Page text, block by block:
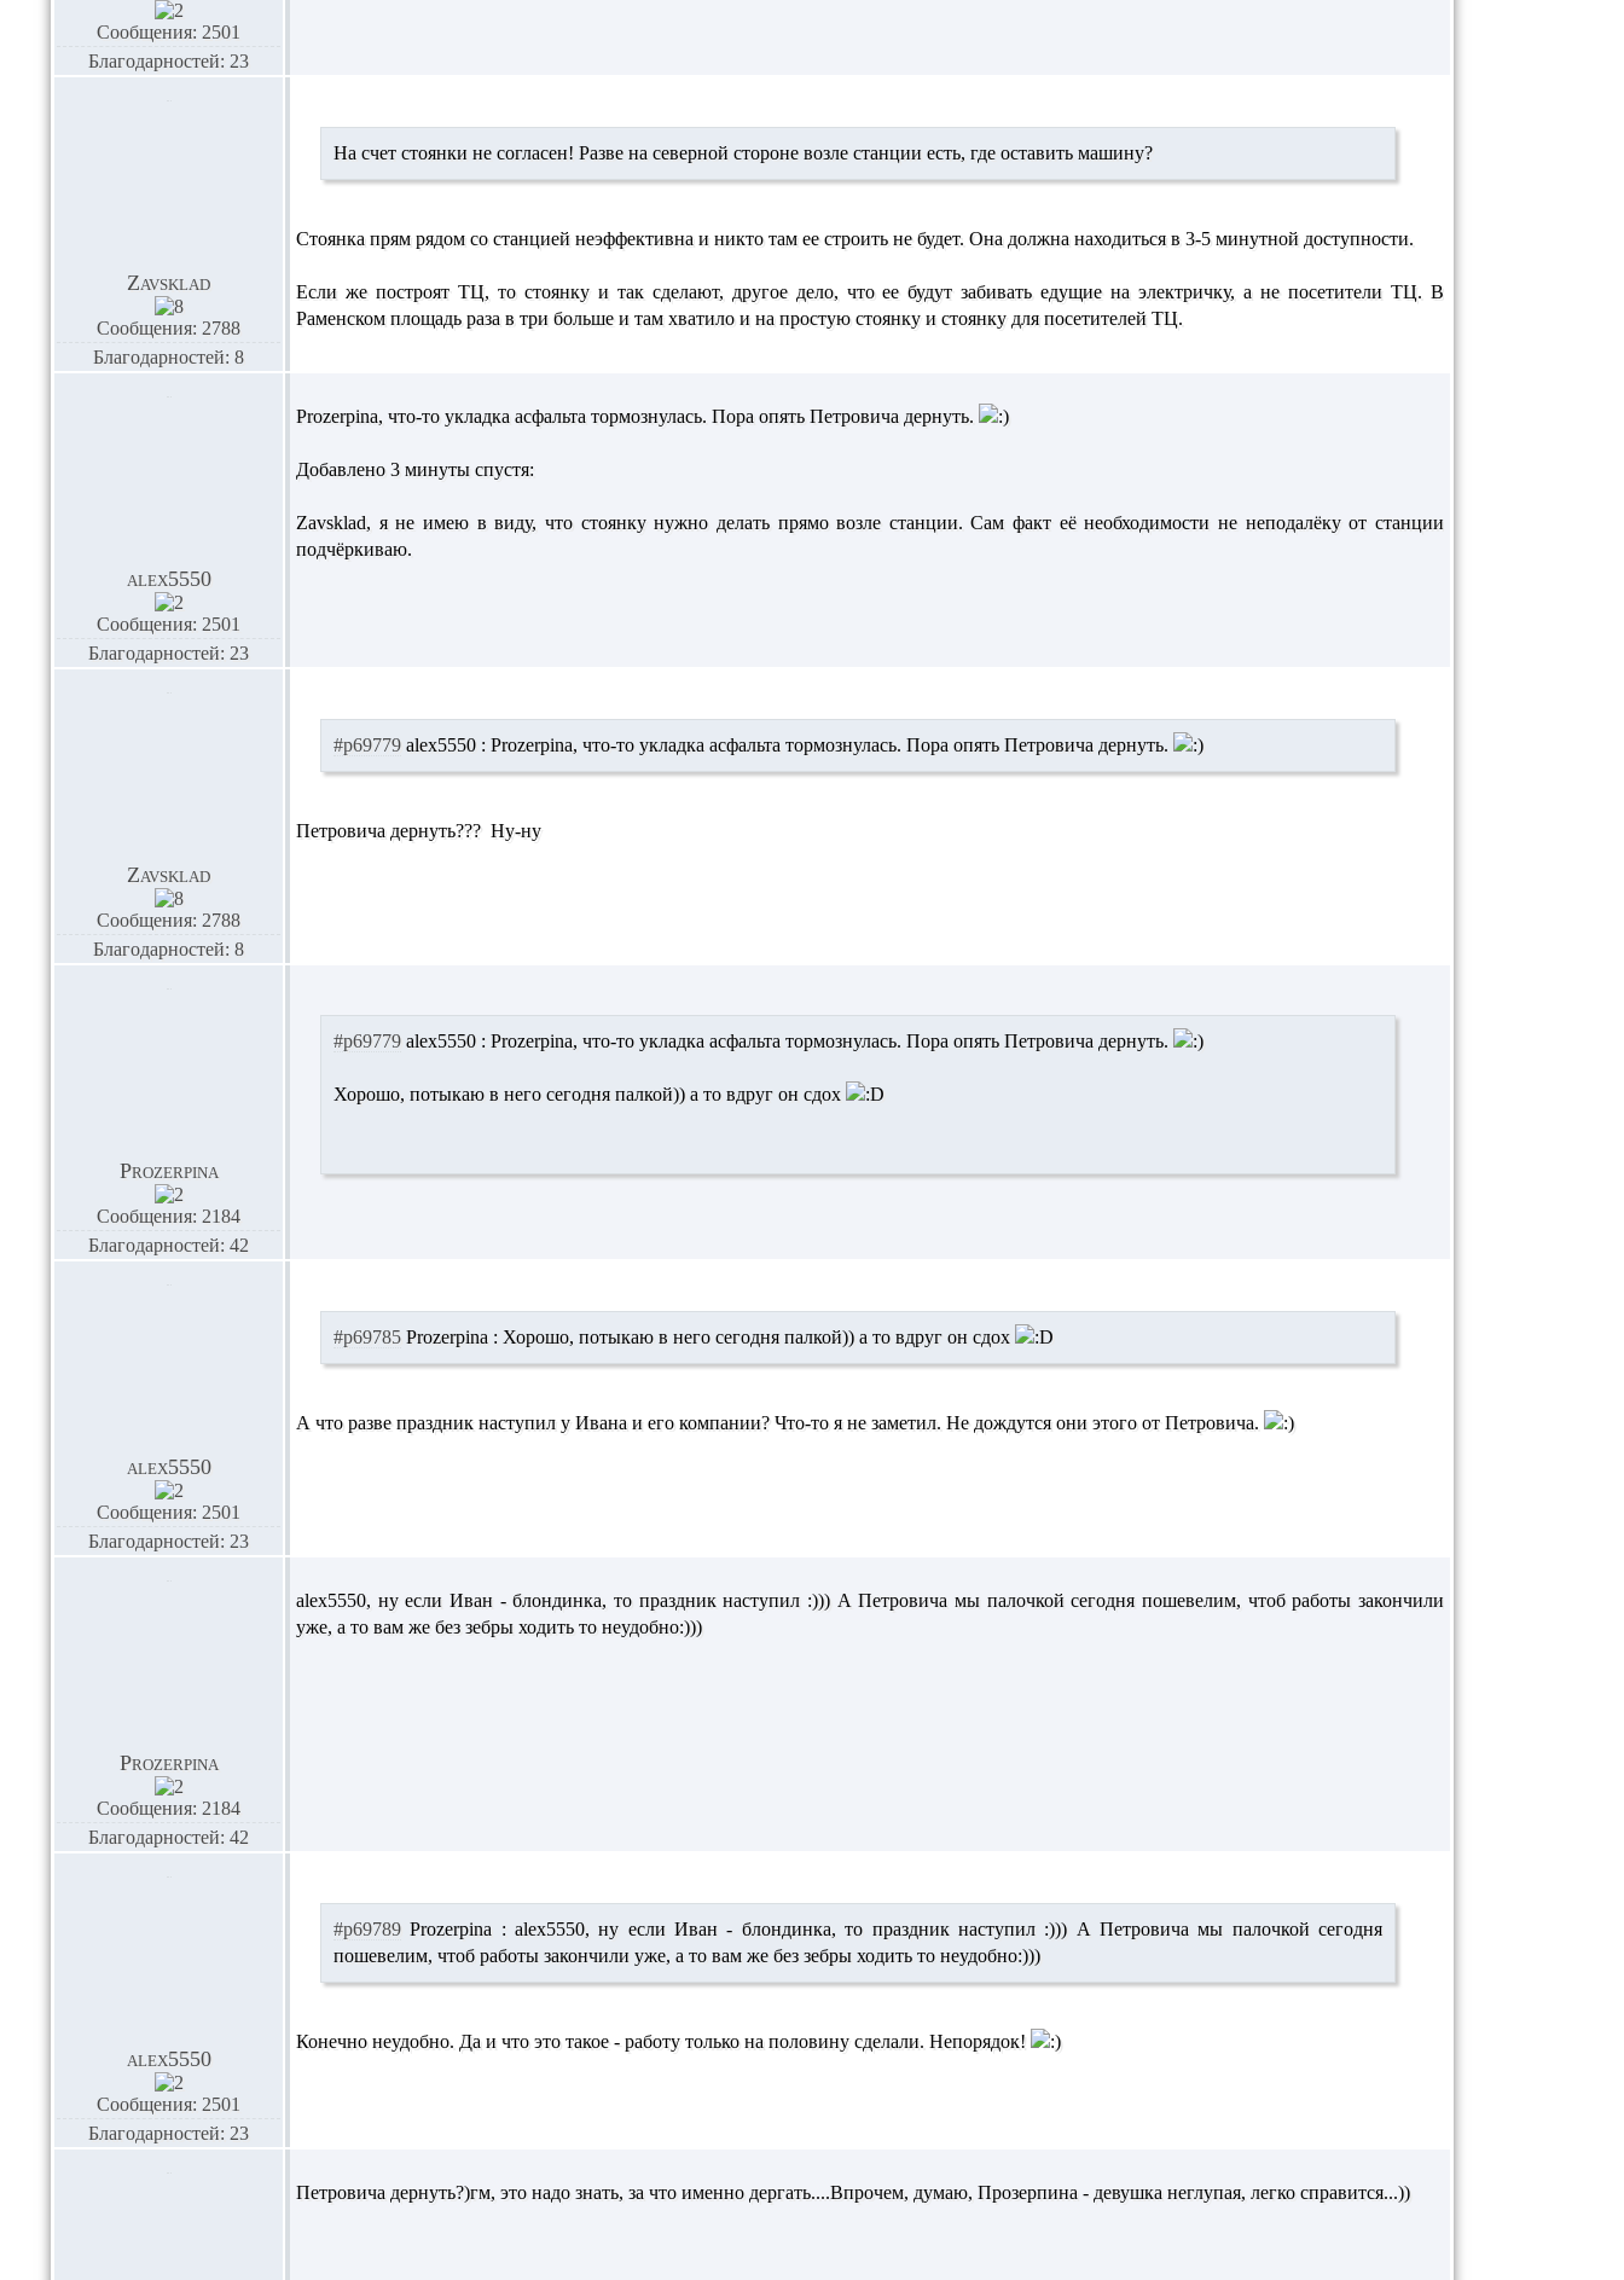
Сообщения: 2501
Благодарностей: 23
Zavsklad
Сообщения: 2788
Благодарностей: 8
На счет стоянки не согласен! Разве на северной стороне возле станции есть, где оставить машину?
Стоянка прям рядом со станцией неэффективна и никто там ее строить не будет. Она должна находиться в 3-5 минутной доступности.
Если же построят ТЦ, то стоянку и так сделают, другое дело, что ее будут забивать едущие на электричку, а не посетители ТЦ. В
Раменском площадь раза в три больше и там хватило и на простую стоянку и стоянку для посетителей ТЦ.
alex5550
Сообщения: 2501
Благодарностей: 23
Prozerpina, что-то укладка асфальта тормознулась. Пора опять Петровича дернуть.
Добавлено 3 минуты спустя:
Zavsklad, я не имею в виду, что стоянку нужно делать прямо возле станции. Сам факт её необходимости не неподалёку от станции
подчёркиваю.
Zavsklad
Сообщения: 2788
Благодарностей: 8
#p69779 alex5550 : Prozerpina, что-то укладка асфальта тормознулась. Пора опять Петровича дернуть.
Петровича дернуть??? Ну-ну
Prozerpina
Сообщения: 2184
Благодарностей: 42
#p69779 alex5550 : Prozerpina, что-то укладка асфальта тормознулась. Пора опять Петровича дернуть.
Хорошо, потыкаю в него сегодня палкой)) а то вдруг он сдох
alex5550
Сообщения: 2501
Благодарностей: 23
#p69785 Prozerpina : Хорошо, потыкаю в него сегодня палкой)) а то вдруг он сдох
А что разве праздник наступил у Ивана и его компании? Что-то я не заметил. Не дождутся они этого от Петровича.
Prozerpina
Сообщения: 2184
Благодарностей: 42
alex5550, ну если Иван - блондинка, то праздник наступил :))) А Петровича мы палочкой сегодня пошевелим, чтоб работы закончили
уже, а то вам же без зебры ходить то неудобно:)))
alex5550
Сообщения: 2501
Благодарностей: 23
#p69789 Prozerpina : alex5550,ну если Иван - блондинка, то праздник наступил :))) А Петровича мы палочкой сегодня
пошевелим, чтоб работы закончили уже, а то вам же без зебры ходить то неудобно:)))
Конечно неудобно. Да и что это такое - работу только на половину сделали. Непорядок!
Петровича дернуть?)гм, это надо знать, за что именно дергать....Впрочем, думаю, Прозерпина - девушка неглупая, легко справится...))